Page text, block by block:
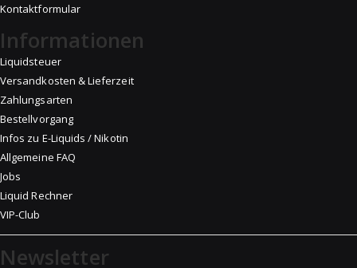
Kontaktformular
Informationen
Liquidsteuer
Versandkosten & Lieferzeit
Zahlungsarten
Bestellvorgang
Infos zu E-Liquids / Nikotin
Allgemeine FAQ
Jobs
Liquid Rechner
VIP-Club
Newsletter